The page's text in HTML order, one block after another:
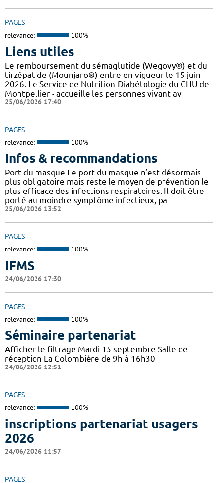
PAGES
relevance: 100%
Liens utiles
Le remboursement du sémaglutide (Wegovy®) et du
tirzépatide (Mounjaro®) entre en vigueur le 15 juin
2026. Le Service de Nutrition-Diabétologie du CHU de
Montpellier - accueille les personnes vivant av
25/06/2026 17:40
PAGES
relevance: 100%
Infos & recommandations
Port du masque Le port du masque n’est désormais
plus obligatoire mais reste le moyen de prévention le
plus efficace des infections respiratoires. Il doit être
porté au moindre symptôme infectieux, pa
25/06/2026 13:52
PAGES
relevance: 100%
IFMS
24/06/2026 17:30
PAGES
relevance: 100%
Séminaire partenariat
Afficher le filtrage Mardi 15 septembre Salle de
réception La Colombière de 9h à 16h30
24/06/2026 12:51
PAGES
relevance: 100%
inscriptions partenariat usagers
2026
24/06/2026 11:57
PAGES